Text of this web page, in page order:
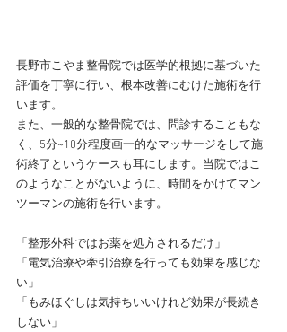
長野市こやま整骨院では医学的根拠に基づいた
評価を丁寧に行い、根本改善にむけた施術を行
います。
また、一般的な整骨院では、問診することもな
く、5分~10分程度画一的なマッサージをして施
術終了というケースも耳にします。当院ではこ
のようなことがないように、時間をかけてマン
ツーマンの施術を行います。
「整形外科ではお薬を処方されるだけ」
「電気治療や牽引治療を行っても効果を感じな
い」
「もみほぐしは気持ちいいけれど効果が長続き
しない」